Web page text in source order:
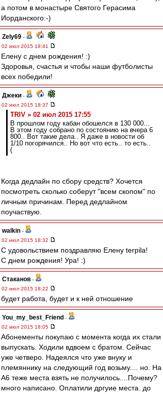
а потом в монастыре Святого Герасима
Иорданского:-)
Zely69 -
02 июл 2015 18:41
Елену с днем рождения! :)
Здоровья, счастья и чтобы наши футболисты
всех победили!
Джеки -
02 июл 2015 18:37
TRIV » 02 июл 2015 17:55
В прошлом году кабан обошелся в 130 000...
В этом году собрано по состоянию на вчера 6
800.. Вот такие дела.. Я даже в новости об
1/10 погорячился.. Но вот что есть.. то есть..
(
Когда дедлайн по сбору средств? Хочется
посмотреть сколько соберут "всем скопом" по
личным причинам. Перед дедлайном
поучаствую.
walkin -
02 июл 2015 18:32
С удовольствием поздравляю Елену terpila!
С днем рождения! Ура! :)
Cтаканов -
02 июл 2015 18:22
будет работа, будет и к ней отношение
You_my_best_Friend -
02 июл 2015 18:05
Абонементы покупаю с момента когда их стали
выпускать. Ходили вдвоем с братом. Сейчас
уже четверо. Надеялся что уже внуку и
племяннику на следующий год возьму.... но. На
А6 теже места взять не получилось....Почему?
много написано. Оплатили дргуие места. до